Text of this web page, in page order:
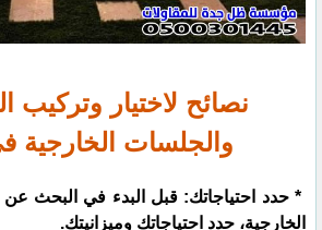
نصائح لاختيار وتركيب
والجلسات الخارجية
* حدد احتياجاتك: قبل البدء في البحث عن
الخارجية، حدد احتياجاتك وميزانيتك.